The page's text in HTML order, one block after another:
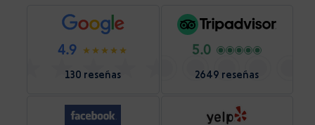
4.9
130 reseñas
5.0
2649 reseñas